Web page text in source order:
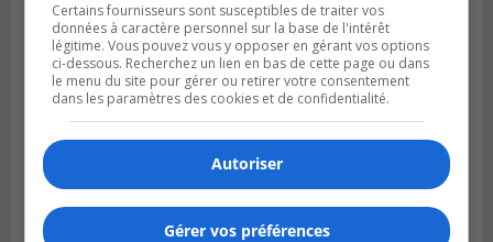
Certains fournisseurs sont susceptibles de traiter vos
données à caractère personnel sur la base de l'intérêt
légitime. Vous pouvez vous y opposer en gérant vos options
ci-dessous. Recherchez un lien en bas de cette page ou dans
le menu du site pour gérer ou retirer votre consentement
dans les paramètres des cookies et de confidentialité.
Autoriser
Gérer vos préférences